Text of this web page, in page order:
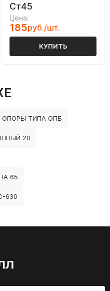
Ст45
Цена:
185руб./шт.
КУПИТЬ
ОПОРЫ ТИПА ОПБ
20
65
630